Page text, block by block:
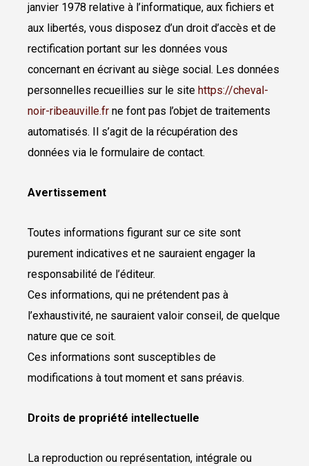
janvier 1978 relative à l’informatique, aux fichiers et
aux libertés, vous disposez d’un droit d’accès et de
rectification portant sur les données vous
concernant en écrivant au siège social. Les données
personnelles recueillies sur le site https://cheval-
noir-ribeauville.fr ne font pas l’objet de traitements
automatisés. Il s’agit de la récupération des
données via le formulaire de contact.
Avertissement
Toutes informations figurant sur ce site sont
purement indicatives et ne sauraient engager la
responsabilité de l’éditeur.
Ces informations, qui ne prétendent pas à
l’exhaustivité, ne sauraient valoir conseil, de quelque
nature que ce soit.
Ces informations sont susceptibles de
modifications à tout moment et sans préavis.
Droits de propriété intellectuelle
La reproduction ou représentation, intégrale ou